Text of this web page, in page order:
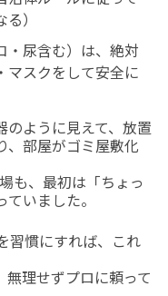
）
・尿含む）は、絶対
マスクをして安全に
のように見えて、放置
、部屋がゴミ屋敷化
も、最初は「ちょっ
いました。
習慣にすれば、これ
無理せずプロに頼って